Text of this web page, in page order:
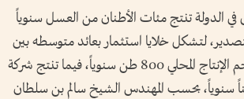
نحل في الدولة تنتج مئات الأطنان من العسل سنوياً
لتشكل خلايا استثمار بعائد متوسطه بين
30 و40 %. ويبلغ حجم الإنتاج المحلي 800 طن سنوياً، فيما تنتج شركة
قرية حتا 50 طناً سنوياً، بحسب المهندس الشيخ سالم بن سلطان